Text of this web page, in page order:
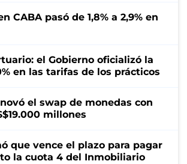
CABA pasó de 1,8% a 2,9% en
el Gobierno oficializó la
en las tarifas de los prácticos
el swap de monedas con
millones
que vence el plazo para pagar
la cuota 4 del Inmobiliario